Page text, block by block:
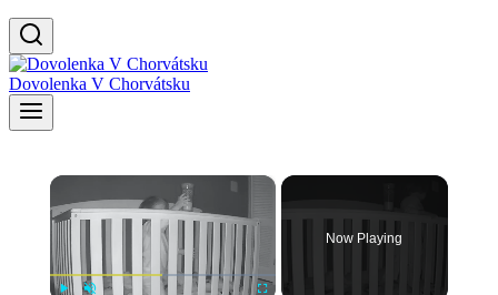
Dovolenka V Chorvátsku
×
Now Playing